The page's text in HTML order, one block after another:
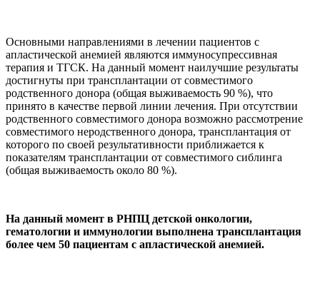
Основными направлениями в лечении пациентов с
апластической анемией являются иммуносупрессивная
терапия и ТГСК. На данный момент наилучшие результаты
достигнуты при трансплантации от совместимого
родственного донора (общая выживаемость 90 %), что
принято в качестве первой линии лечения. При отсутствии
родственного совместимого донора возможно рассмотрение
совместимого неродственного донора, трансплантация от
которого по своей результативности приближается к
показателям трансплантации от совместимого сиблинга
(общая выживаемость около 80 %).
На данный момент в РНПЦ детской онкологии,
гематологии и иммунологии выполнена трансплантация
более чем 50 пациентам с апластической анемией.